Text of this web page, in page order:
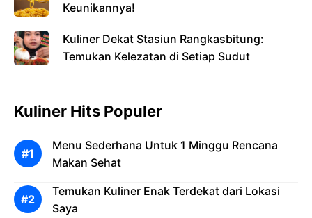
Keunikannya!
Kuliner Dekat Stasiun Rangkasbitung:
Temukan Kelezatan di Setiap Sudut
Kuliner Hits Populer
Menu Sederhana Untuk 1 Minggu Rencana
Makan Sehat
Temukan Kuliner Enak Terdekat dari Lokasi
Saya